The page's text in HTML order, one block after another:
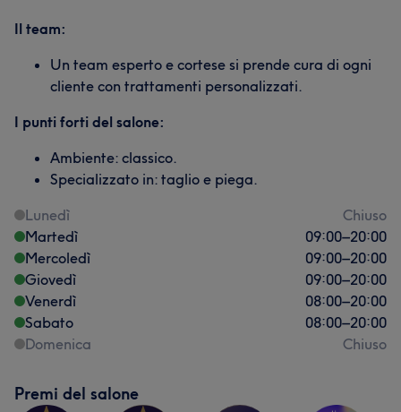
Il team:
Un team esperto e cortese si prende cura di ogni
cliente con trattamenti personalizzati.
I punti forti del salone:
Ambiente: classico.
Specializzato in: taglio e piega.
Lunedì
Chiuso
Martedì
09:00–20:00
Mercoledì
09:00–20:00
Giovedì
09:00–20:00
Venerdì
08:00–20:00
Sabato
08:00–20:00
Domenica
Chiuso
Premi del salone